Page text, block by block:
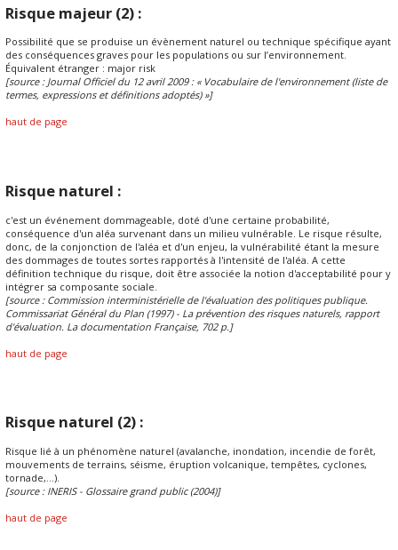
Risque majeur (2) :
Possibilité que se produise un évènement naturel ou technique spécifique ayant
des conséquences graves pour les populations ou sur l’environnement.
Équivalent étranger : major risk
[source : Journal Officiel du 12 avril 2009 : « Vocabulaire de l'environnement (liste de
termes, expressions et définitions adoptés) »]
haut de page
Risque naturel :
c'est un événement dommageable, doté d'une certaine probabilité,
conséquence d'un aléa survenant dans un milieu vulnérable. Le risque résulte,
donc, de la conjonction de l'aléa et d'un enjeu, la vulnérabilité étant la mesure
des dommages de toutes sortes rapportés à l'intensité de l'aléa. A cette
définition technique du risque, doit être associée la notion d'acceptabilité pour y
intégrer sa composante sociale.
[source : Commission interministérielle de l'évaluation des politiques publique.
Commissariat Général du Plan (1997) - La prévention des risques naturels, rapport
d'évaluation. La documentation Française, 702 p.]
haut de page
Risque naturel (2) :
Risque lié à un phénomène naturel (avalanche, inondation, incendie de forêt,
mouvements de terrains, séisme, éruption volcanique, tempêtes, cyclones,
tornade,...).
[source : INERIS - Glossaire grand public (2004)]
haut de page